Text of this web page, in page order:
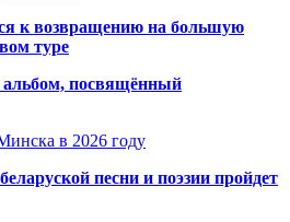
к возвращению на большую
туре
посвящённый
в 2026 году
песни и поэзии пройдет